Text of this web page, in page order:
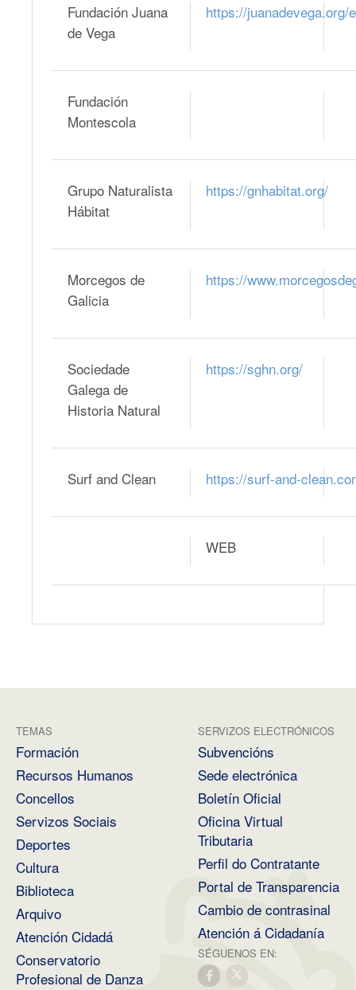
Fundación Juana
de Vega
https://juanadevega.org/
Fundación
Montescola
Grupo Naturalista
Hábitat
https://gnhabitat.org/
Morcegos de
Galicia
https://
Sociedade
Galega de
Historia Natural
https://sghn.org/
Surf and Clean https://surf-and-
WEB
TEMAS
Formación
Recursos Humanos
Concellos
Servizos Sociais
Deportes
Cultura
Biblioteca
Arquivo
Atención Cidadá
Conservatorio
Profesional de Danza
SERVIZOS ELECTRÓNICOS
Subvencións
Sede electrónica
Boletín Oficial
Oficina Virtual
Tributaria
Perfil do Contratante
Portal de Transparencia
Cambio de contrasinal
Atención á Cidadanía
SÉGUENOS EN: